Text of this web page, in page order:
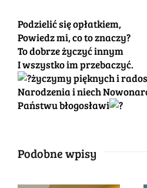
Podzielić się opłatkiem,
Powiedz mi, co to znaczy?
To dobrze życzyć innym
I wszystko im przebaczyć.
życzymy pięknych i
Narodzenia i niech
Państwu błogosławi
Podobne wpisy